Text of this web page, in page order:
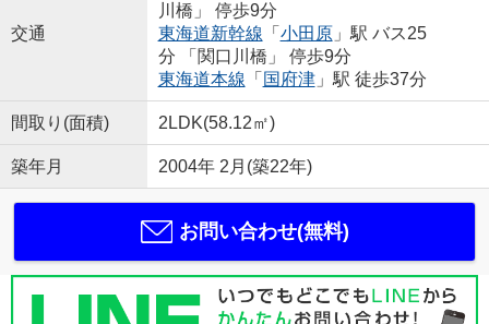
交通
川橋」 停歩9分
東海道新幹線 「 小田原」駅 バス25
分 「関口川橋」 停歩9分
東海道本線 「 国府津」駅 徒歩37分
間取り(面積) 2LDK(58.12㎡)
築年月 2004年 2月(築22年)
お問い合わせ(無料)